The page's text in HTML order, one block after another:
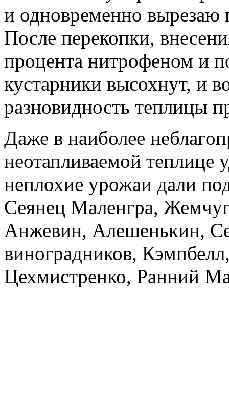
и одновременно вырезаю
После перекопки,
процента нитрофеном и
кустарники высохнут, и
разновидность теплицы
Даже в наиболее
неотапливаемой теплице
неплохие урожаи дали
Сеянец Маленгра,
Анжевин, Алешенькин,
виноградников,
Цехмистренко, Ранний